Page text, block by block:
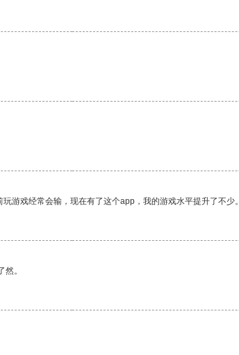
游戏经常会输，现在有了这个app，我的游戏水平提升了不少。
。